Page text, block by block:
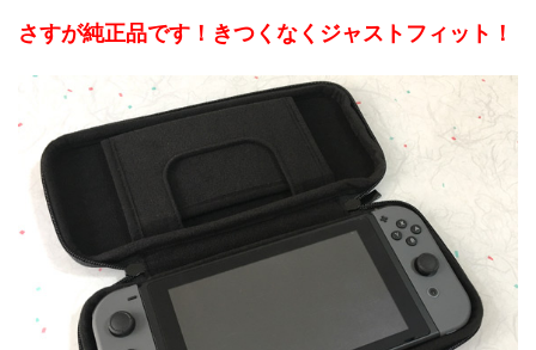
さすが純正品です！きつくなくジャストフィット！